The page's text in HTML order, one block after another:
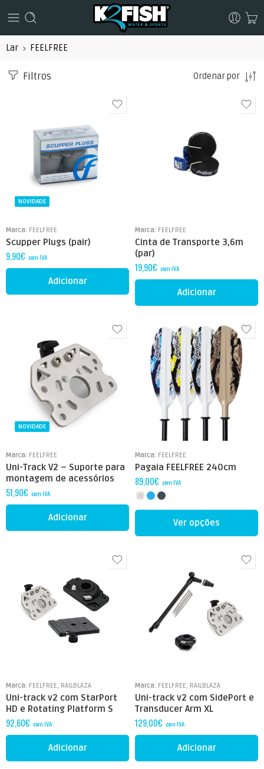
Lar FEELFREE
Filtros Ordenar por
Marca: FEELFREE
Scupper Plugs (pair)
NOVIDADE
9,90€ com IVA
Adicionar
Marca: FEELFREE
Cinta de Transporte 3,6m
(par)
19,90€ com IVA
Adicionar
Marca: FEELFREE
Uni-Track V2 – Suporte para
montagem de acessórios
NOVIDADE
51,90€ com IVA
Adicionar
Marca: FEELFREE
Pagaia FEELFREE 240cm
89,00€ com IVA
Ver opções
Marca: FEELFREE, RAILBLAZA
Uni-track v2 com StarPort
HD e Rotating Platform S
92,60€ com IVA
Adicionar
Marca: FEELFREE, RAILBLAZA
Uni-track v2 com SidePort e
Transducer Arm XL
129,00€ com IVA
Adicionar